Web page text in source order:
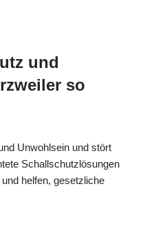
und
so
Unwohlsein und stört
Schallschutzlösungen
helfen, gesetzliche